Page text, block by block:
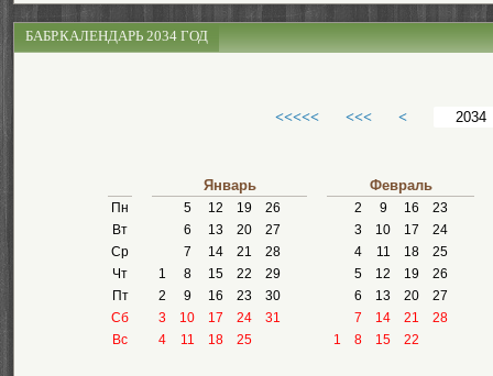
БАБР.КАЛЕНДАРЬ 2034 ГОД
<<<<< <<< <
Пн
Вт
Ср
Чт
Пт
Сб
Вс
Январь
5 12 19
26
6
13 20
27
7
14 21
28
1
8 15 22
29
2
9 16 23
30
3
10 17 24
31
4
11 18 25
Февраль
2 9 16
23
3
10 17
24
4
11 18
25
5
12 19
26
6
13 20
27
7
14 21
28
1
8 15 22